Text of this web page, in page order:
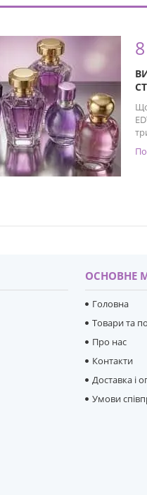
ОСНОВНЕ
Головна
Товари та
Про нас
Контакти
Доставка і
Умови